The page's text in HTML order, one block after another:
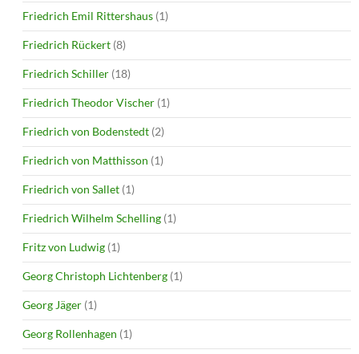
Friedrich Emil Rittershaus (1)
Friedrich Rückert (8)
Friedrich Schiller (18)
Friedrich Theodor Vischer (1)
Friedrich von Bodenstedt (2)
Friedrich von Matthisson (1)
Friedrich von Sallet (1)
Friedrich Wilhelm Schelling (1)
Fritz von Ludwig (1)
Georg Christoph Lichtenberg (1)
Georg Jäger (1)
Georg Rollenhagen (1)